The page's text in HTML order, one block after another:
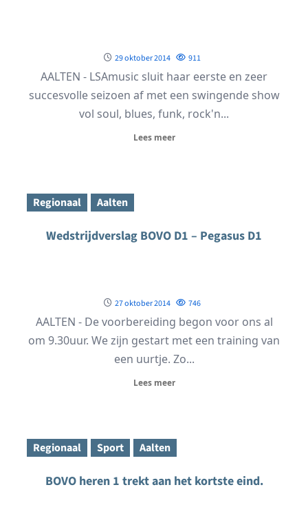
29 oktober 2014 911
AALTEN - LSAmusic sluit haar eerste en zeer
succesvolle seizoen af met een swingende show
vol soul, blues, funk, rock'n...
Lees meer
Regionaal Aalten
Wedstrijdverslag BOVO D1 – Pegasus D1
27 oktober 2014 746
AALTEN - De voorbereiding begon voor ons al
om 9.30uur. We zijn gestart met een training van
een uurtje. Zo...
Lees meer
Regionaal Sport Aalten
BOVO heren 1 trekt aan het kortste eind.